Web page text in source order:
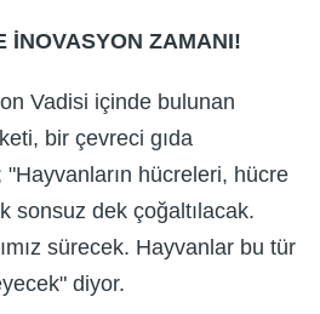
İNOVASYON ZAMANI!
Vadisi içinde bulunan
bir çevreci gıda
hücreleri, hücre
sonsuz dek çoğaltılacak.
sürecek. Hayvanlar bu tür
diyor.